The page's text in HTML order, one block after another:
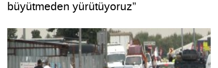
büyütmeden yürütüyoruz”